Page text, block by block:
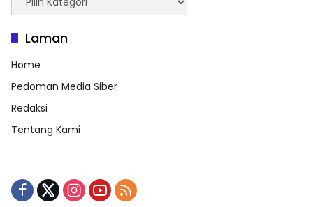
Laman
Home
Pedoman Media Siber
Redaksi
Tentang Kami